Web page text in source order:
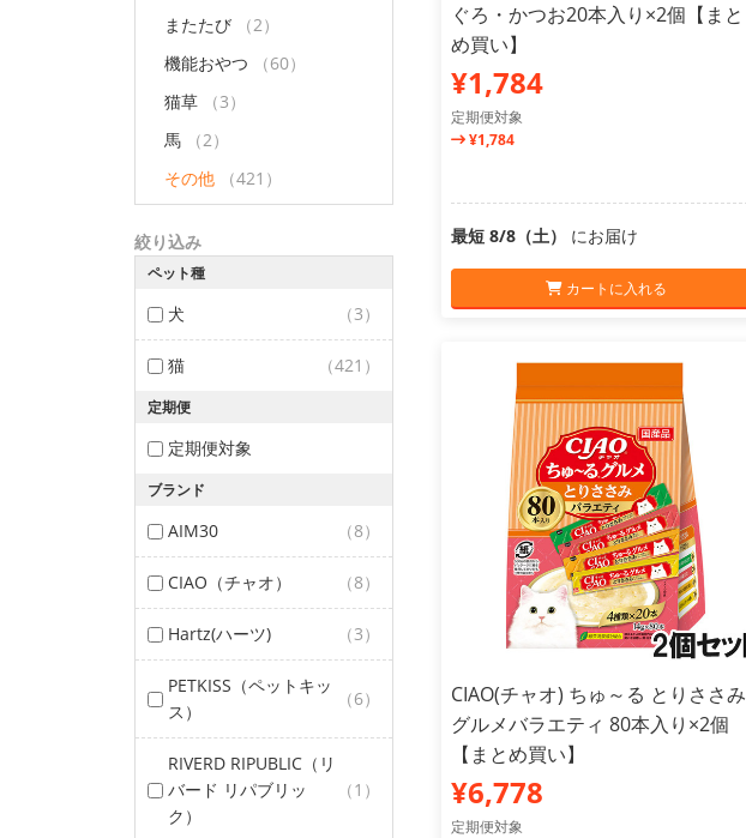
またたび
（2）
機能おやつ
（60）
猫草
（3）
馬
（2）
その他
（421）
絞り込み
ペット種
犬 （3）
猫 （421）
定期便
定期便対象
ブランド
AIM30 （8）
CIAO（チャオ） （8）
Hartz(ハーツ) （3）
PETKISS（ペットキッ
ス）
（6）
RIVERD RIPUBLIC（リ
バード リパブリッ
ク）
（1）
ぐろ・かつお20本入り×2個【まと
め買い】
¥1,784
定期便対象
¥1,784
最短 8/8（土） にお届け
カートに入れる
CIAO(チャオ) ちゅ～る とりささみ
グルメバラエティ 80本入り×2個
【まとめ買い】
¥6,778
定期便対象